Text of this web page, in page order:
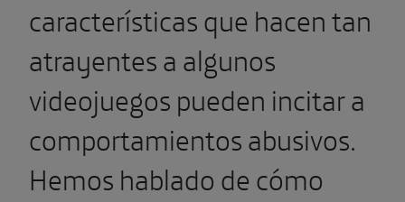
características que hacen tan
atrayentes a algunos
videojuegos pueden incitar a
comportamientos abusivos.
Hemos hablado de cómo